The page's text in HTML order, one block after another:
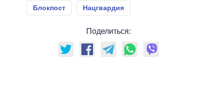
Блокпост Нацгвардия
Поделиться: